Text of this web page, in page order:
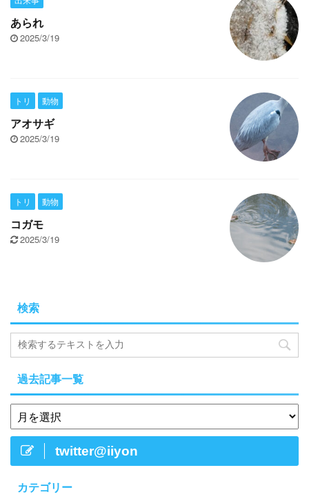
あられ
2025/3/19
トリ
動物
アオサギ
2025/3/19
トリ
動物
コガモ
2025/3/19
検索
過去記事一覧
twitter@iiyon
カテゴリー